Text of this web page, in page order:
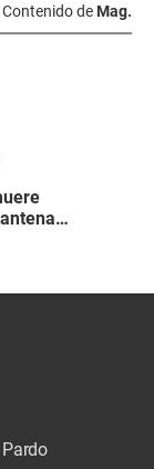
Contenido de Mag.